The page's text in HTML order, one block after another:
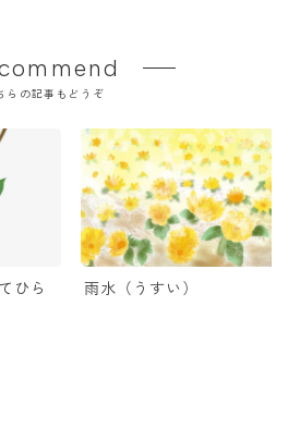
らの記事もどうぞ
ひら
雨水（うすい）